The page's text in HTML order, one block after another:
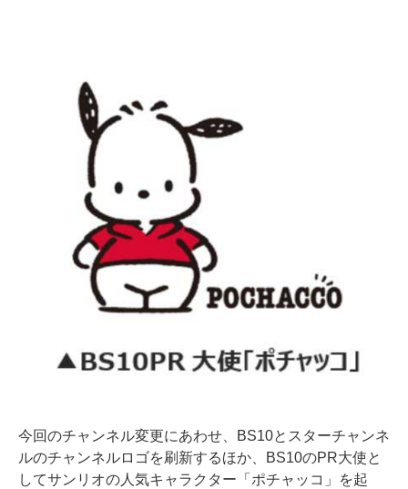
今回のチャンネル変更にあわせ、BS10とスターチャンネ
ルのチャンネルロゴを刷新するほか、BS10のPR大使と
してサンリオの人気キャラクター「ポチャッコ」を起